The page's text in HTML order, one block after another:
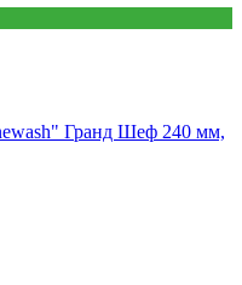
Гранд Шеф 240 мм,